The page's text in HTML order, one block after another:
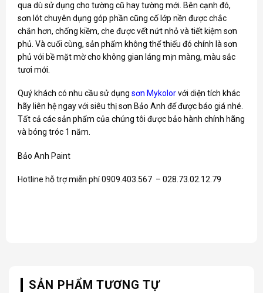
qua dù sử dụng cho tường cũ hay tường mới. Bên cạnh đó,
sơn lót chuyên dụng góp phần cũng cố lớp nền được chắc
chắn hơn, chống kiềm, che được vết nứt nhỏ và tiết kiệm sơn
phủ. Và cuối cùng, sản phẩm không thể thiếu đó chính là sơn
phủ với bề mặt mờ cho không gian láng mịn màng, màu sắc
tươi mới.
Quý khách có nhu cầu sử dụng sơn Mykolorvới diện tích khác
hãy liên hệ ngay với siêu thị sơn Bảo Anh để được báo giá nhé.
Tất cả các sản phẩm của chúng tôi được bảo hành chính hãng
và bóng tróc 1 năm.
Bảo Anh Paint
Hotline hỗ trợ miễn phí 0909.403.567 – 028.73.02.12.79
SẢN PHẨM TƯƠNG TỰ